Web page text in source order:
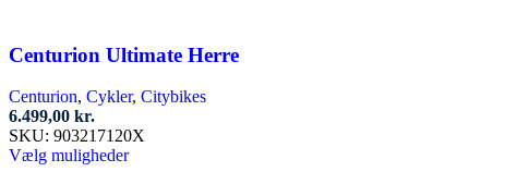
Centurion Ultimate Herre
Centurion, Cykler, Citybikes
6.499,00 kr.
SKU: 903217120X
Vælg mulighederDette